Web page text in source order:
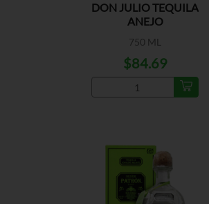
DON JULIO TEQUILA
ANEJO
750 ML
$84.69